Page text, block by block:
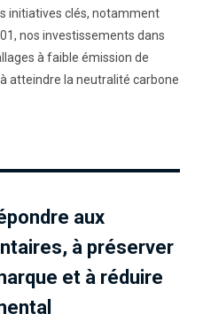
initiatives clés, notamment
nos investissements dans
à faible émission de
atteindre la neutralité carbone
aux
à préserver
et à réduire